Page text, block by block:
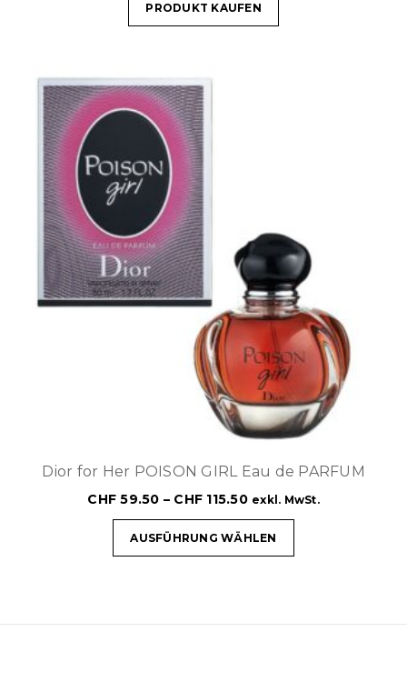
PRODUKT KAUFEN
Dior for Her POISON GIRL Eau de PARFUM
CHF 59.50 – CHF 115.50 exkl. MwSt.
AUSFÜHRUNG WÄHLEN